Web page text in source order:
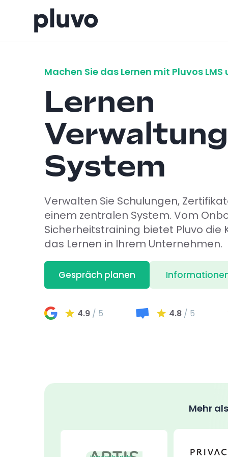
Machen Sie das Lernen mit Pluvos
Lernen
Verwaltung
System
Verwalten Sie Schulungen,
einem zentralen System. Vom
Sicherheitstraining bietet Pluvo die
das Lernen in Ihrem Unternehmen.
Gespräch planen
4.9 / 5 4.8 / 5
Mehr